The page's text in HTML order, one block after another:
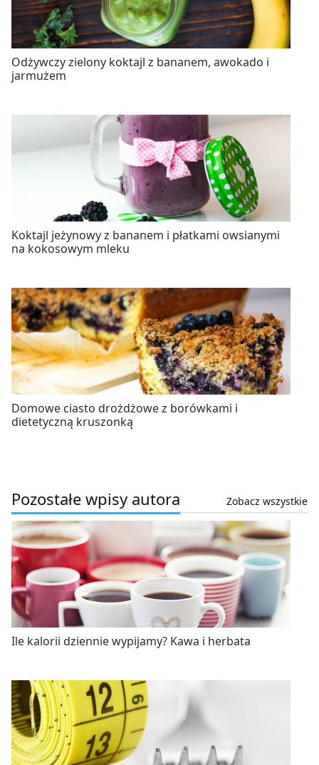
Odżywczy zielony koktajl z bananem, awokado i
jarmużem
Koktajl jeżynowy z bananem i płatkami owsianymi
na kokosowym mleku
Domowe ciasto drożdżowe z borówkami i
dietetyczną kruszonką
Pozostałe wpisy autora Zobacz wszystkie
Ile kalorii dziennie wypijamy? Kawa i herbata